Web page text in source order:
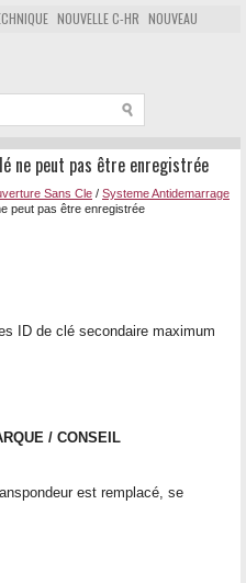
NOUVELLE C-HR NOUVEAU
ne peut pas être enregistrée
Sans Cle / Systeme Antidemarrage
peut pas être enregistrée
ID de clé secondaire maximum
/ CONSEIL
est remplacé, se